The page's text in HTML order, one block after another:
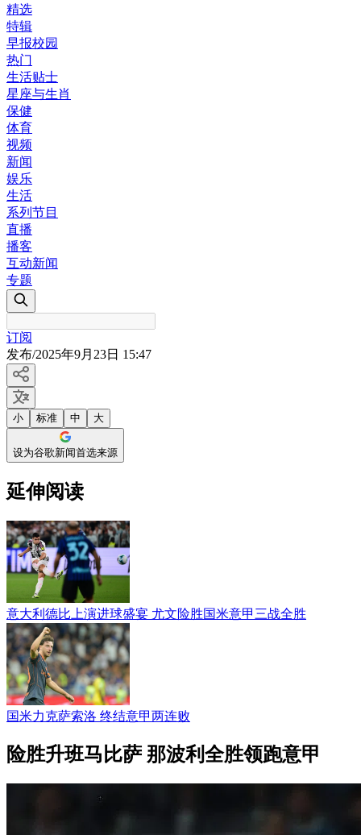
精选
特辑
早报校园
热门
生活贴士
星座与生肖
保健
体育
视频
新闻
娱乐
生活
系列节目
直播
播客
互动新闻
专题
订阅
发布/2025年9月23日 15:47
小 标准 中 大
设为谷歌新闻首选来源
延伸阅读
意大利德比上演进球盛宴 尤文险胜国米意甲三战全胜
国米力克萨索洛 终结意甲两连败
险胜升班马比萨 那波利全胜领跑意甲